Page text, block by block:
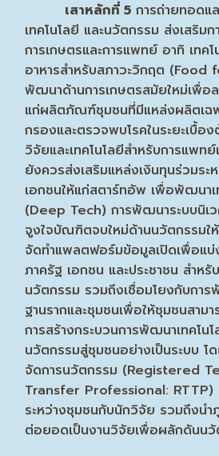
เสาหลักที่ 5 การถ่ายทอดแ
เทคโนโลยี และนวัตกรรม ส่งเสริม
การเกษตรและการแพทย์ อาทิ เทค
อาหารสำหรับสภาวะวิกฤต (Food
พัฒนาด้านการเกษตรสมัยใหม่เพื่อ
แก่ผลิตภัณฑ์ชุมชนที่มีแหล่งผลิตเฉ
กรองและตรวจพบโรคในระยะเบื้อง
วิจัยและเทคโนโลยีสำหรับการแพท
ยังควรส่งเสริมแหล่งเงินทุนร่วมระ
เอกชนให้แก่สตาร์ทอัพ เพื่อพัฒนาเ
(Deep Tech) การพัฒนาระบบนิเ
จูงใจบัณฑิตจบใหม่ด้านนวัตกรรมให้
จัดทำแพลตฟอร์มข้อมูลเปิดเพื่อแบ่
ภาครัฐ เอกชน และประชาชน สำหรั
นวัตกรรม รวมถึงเชื่อมโยงกับกา
ฐานรากและชุมชนเพื่อให้ชุมชนสาม
การสร้างกระบวนการพัฒนาเทคโน
นวัตกรรมสู่ชุมชนอย่างเป็นระบบ โ
จัดการนวัตกรรม (Registered
Transfer Professional: RTTP)
ระหว่างชุมชนกับนักวิจัย รวมถึงน
ต่อยอดเป็นงานวิจัยเพื่อผลักดันน